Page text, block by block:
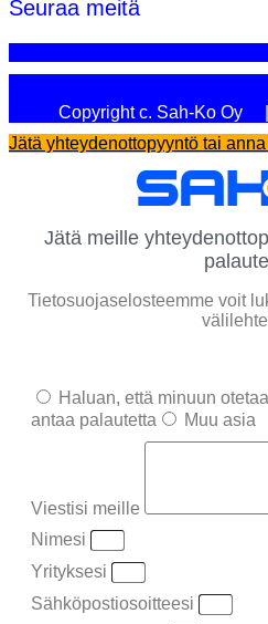
Seuraa meitä
Copyright c. Sah-Ko Oy
Jätä yhteydenottopyyntö tai
Jätä meille
Tietosuojaselosteemme voit
Haluan, että minuun
antaa palautetta
Muu asia
Viestisi meille
Nimesi
Yrityksesi
Sähköpostiosoitteesi